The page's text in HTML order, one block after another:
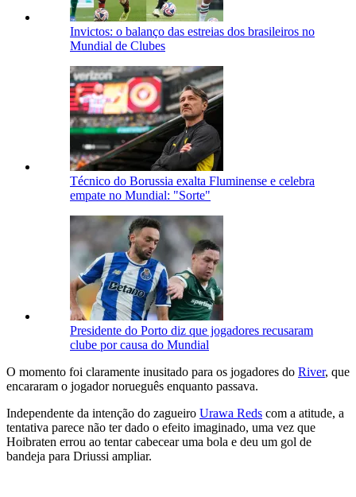
Invictos: o balanço das estreias dos brasileiros no
Mundial de Clubes
Técnico do Borussia exalta Fluminense e celebra
empate no Mundial: "Sorte"
Presidente do Porto diz que jogadores recusaram
clube por causa do Mundial
O momento foi claramente inusitado para os jogadores do River, que
encararam o jogador norueguês enquanto passava.
Independente da intenção do zagueiro Urawa Reds com a atitude, a
tentativa parece não ter dado o efeito imaginado, uma vez que
Hoibraten errou ao tentar cabecear uma bola e deu um gol de
bandeja para Driussi ampliar.